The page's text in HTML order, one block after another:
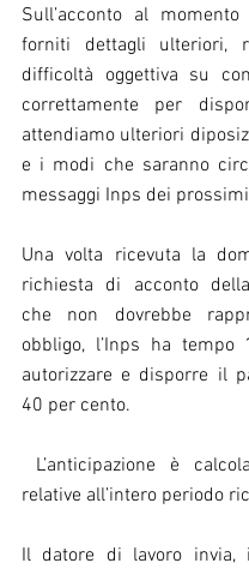
Sull’acconto al
forniti dettagli ulteriori,
difficoltà oggettiva su
correttamente per
attendiamo ulteriori
e i modi che saranno
messaggi Inps dei
Una volta ricevuta la
richiesta di acconto
che non dovrebbe
obbligo, l’Inps ha
autorizzare e disporre il
40 per cento.
relative all’intero periodo
Il datore di lavoro invia,